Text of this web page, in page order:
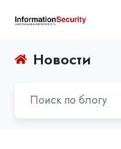
Новости